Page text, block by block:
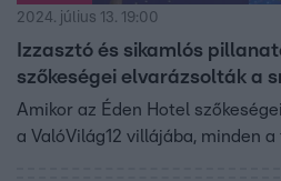
2024. július 13. 19:00
Izzasztó és sikamlós
szőkeségei elvarázsolták a
Amikor az Éden Hotel
a ValóVilág12 villájába, minden